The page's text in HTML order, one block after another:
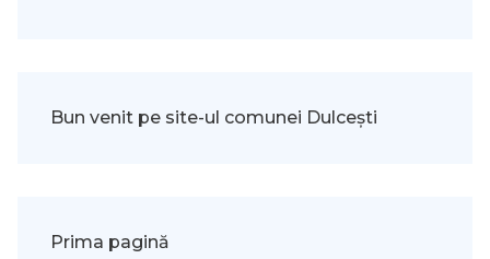
Bun venit pe site-ul comunei Dulcești
Prima pagină